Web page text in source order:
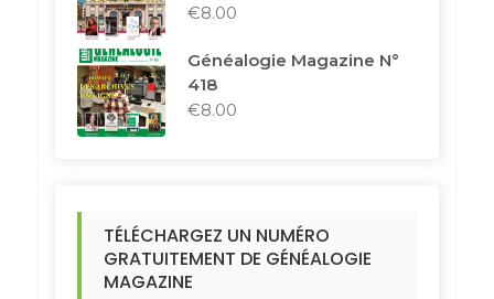
€8.00
Généalogie Magazine N°
418
€8.00
TÉLÉCHARGEZ UN NUMÉRO
GRATUITEMENT DE GÉNÉALOGIE
MAGAZINE